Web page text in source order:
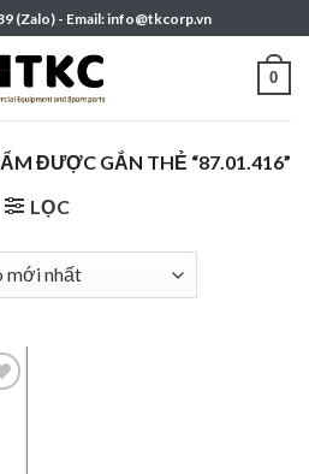
(Zalo) - Email: info@tkcorp.vn
0
ĐƯỢC GẮN THẺ “87.01.416”
LỌC